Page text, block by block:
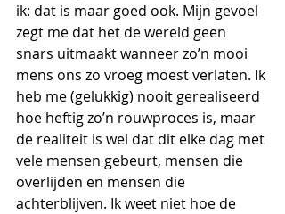
ik: dat is maar goed ook. Mijn gevoel
zegt me dat het de wereld geen
snars uitmaakt wanneer zo’n mooi
mens ons zo vroeg moest verlaten. Ik
heb me (gelukkig) nooit gerealiseerd
hoe heftig zo’n rouwproces is, maar
de realiteit is wel dat dit elke dag met
vele mensen gebeurt, mensen die
overlijden en mensen die
achterblijven. Ik weet niet hoe de